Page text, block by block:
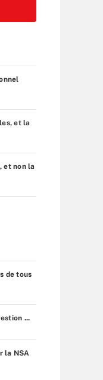
et la
et non la
de tous
...
la NSA